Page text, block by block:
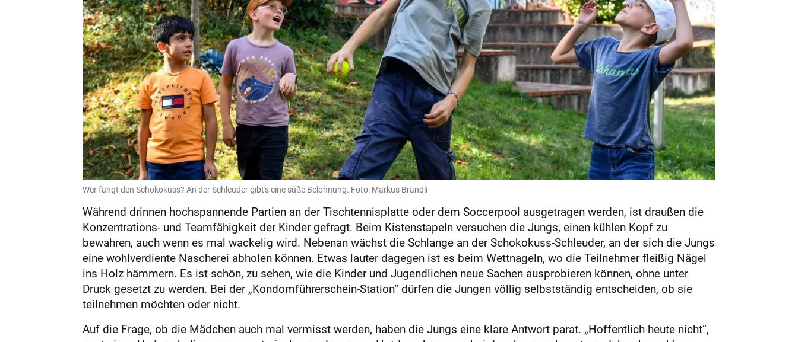
Wer fängt den Schokokuss? An der Schleuder gibt's eine süße Belohnung. Foto: Markus Brändli
Während drinnen hochspannende Partien an der Tischtennisplatte oder dem Soccerpool ausgetragen werden, ist draußen die
Konzentrations- und Teamfähigkeit der Kinder gefragt. Beim Kistenstapeln versuchen die Jungs, einen kühlen Kopf zu
bewahren, auch wenn es mal wackelig wird. Nebenan wächst die Schlange an der Schokokuss-Schleuder, an der sich die Jungs
eine wohlverdiente Nascherei abholen können. Etwas lauter dagegen ist es beim Wettnageln, wo die Teilnehmer fleißig Nägel
ins Holz hämmern. Es ist schön, zu sehen, wie die Kinder und Jugendlichen neue Sachen ausprobieren können, ohne unter
Druck gesetzt zu werden. Bei der „Kondomführerschein-Station“ dürfen die Jungen völlig selbstständig entscheiden, ob sie
teilnehmen möchten oder nicht.
Auf die Frage, ob die Mädchen auch mal vermisst werden, haben die Jungs eine klare Antwort parat. „Hoffentlich heute nicht“,